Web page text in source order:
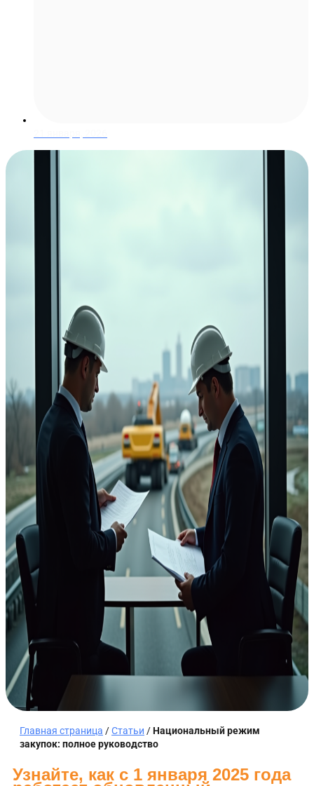
Главная страница /Статьи /Национальный режим
закупок: полное руководство
Узнайте, как с 1 января 2025 года